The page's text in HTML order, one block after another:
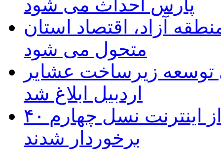
پارس احداث می شود
آزاد، اقتصاد استان
متحول می شود
برای توسعه زیرساخت عشایر
اردبیل ابلاغ شد
۴۰ روستای شهرستان گِرمی از اینترنت نسل چهارم
برخوردار شدند